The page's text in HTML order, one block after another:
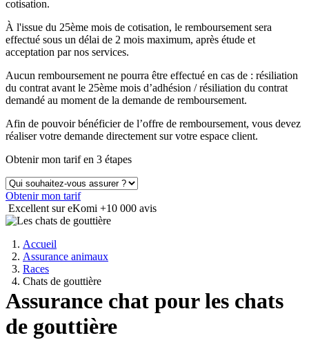
cotisation.
À l'issue du 25ème mois de cotisation, le remboursement sera
effectué sous un délai de 2 mois maximum, après étude et
acceptation par nos services.
Aucun remboursement ne pourra être effectué en cas de : résiliation
du contrat avant le 25ème mois d’adhésion / résiliation du contrat
demandé au moment de la demande de remboursement.
Afin de pouvoir bénéficier de l’offre de remboursement, vous devez
réaliser votre demande directement sur votre espace client.
Obtenir mon tarif en 3 étapes
Obtenir mon tarif
Excellent sur eKomi +10 000 avis
Accueil
Assurance animaux
Races
Chats de gouttière
Assurance chat pour les chats
de gouttière